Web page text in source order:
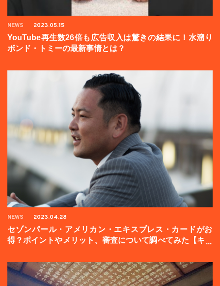
NEWS 2023.05.15
YouTube再生数26倍も広告収入は驚きの結果に！水溜り
ボンド・トミーの最新事情とは？
NEWS 2023.04.28
セゾンパール・アメリカン・エキスプレス・カードがお
得？ポイントやメリット、審査について調べてみた【キャ